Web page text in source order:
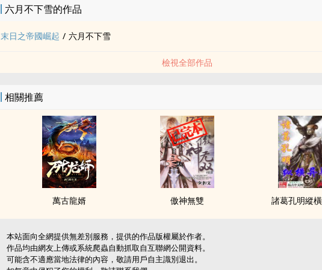
六月不下雪的作品
末日之帝國崛起 / 六月不下雪
檢視全部作品
相關推薦
萬古龍婿 傲神無雙 諸葛孔明縱
本站面向全網提供無差別服務，提供的作品版權屬於作者。
作品均由網友上傳或系統爬蟲自動抓取自互聯網公開資料。
可能含不適應當地法律的內容，敬請用戶自主識別退出。